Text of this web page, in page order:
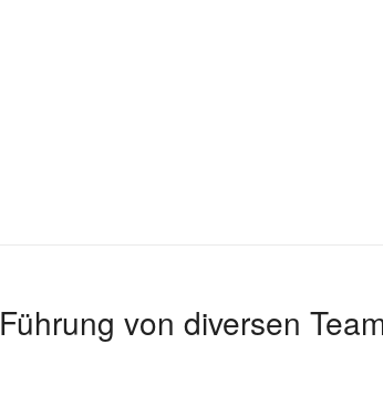
Führung von diversen